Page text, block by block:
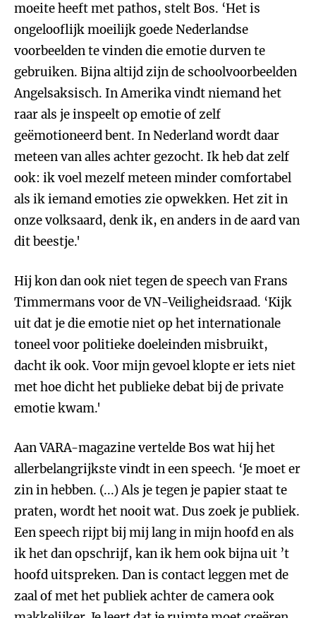
moeite heeft met pathos, stelt Bos. ‘Het is
ongelooflijk moeilijk goede Nederlandse
voorbeelden te vinden die emotie durven te
gebruiken. Bijna altijd zijn de schoolvoorbeelden
Angelsaksisch. In Amerika vindt niemand het
raar als je inspeelt op emotie of zelf
geëmotioneerd bent. In Nederland wordt daar
meteen van alles achter gezocht. Ik heb dat zelf
ook: ik voel mezelf meteen minder comfortabel
als ik iemand emoties zie opwekken. Het zit in
onze volksaard, denk ik, en anders in de aard van
dit beestje.'
Hij kon dan ook niet tegen de speech van Frans
Timmermans voor de VN-Veiligheidsraad. ‘Kijk
uit dat je die emotie niet op het internationale
toneel voor politieke doeleinden misbruikt,
dacht ik ook. Voor mijn gevoel klopte er iets niet
met hoe dicht het publieke debat bij de private
emotie kwam.'
Aan VARA-magazine vertelde Bos wat hij het
allerbelangrijkste vindt in een speech. ‘Je moet er
zin in hebben. (...) Als je tegen je papier staat te
praten, wordt het nooit wat. Dus zoek je publiek.
Een speech rijpt bij mij lang in mijn hoofd en als
ik het dan opschrijf, kan ik hem ook bijna uit ’t
hoofd uitspreken. Dan is contact leggen met de
zaal of met het publiek achter de camera ook